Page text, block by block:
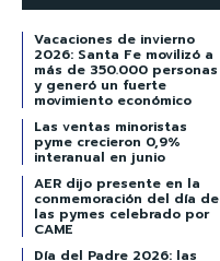
Vacaciones de invierno
2026: Santa Fe movilizó a
más de 350.000 personas
y generó un fuerte
movimiento económico
Las ventas minoristas
pyme crecieron 0,9%
interanual en junio
AER dijo presente en la
conmemoración del día de
las pymes celebrado por
CAME
Día del Padre 2026: las